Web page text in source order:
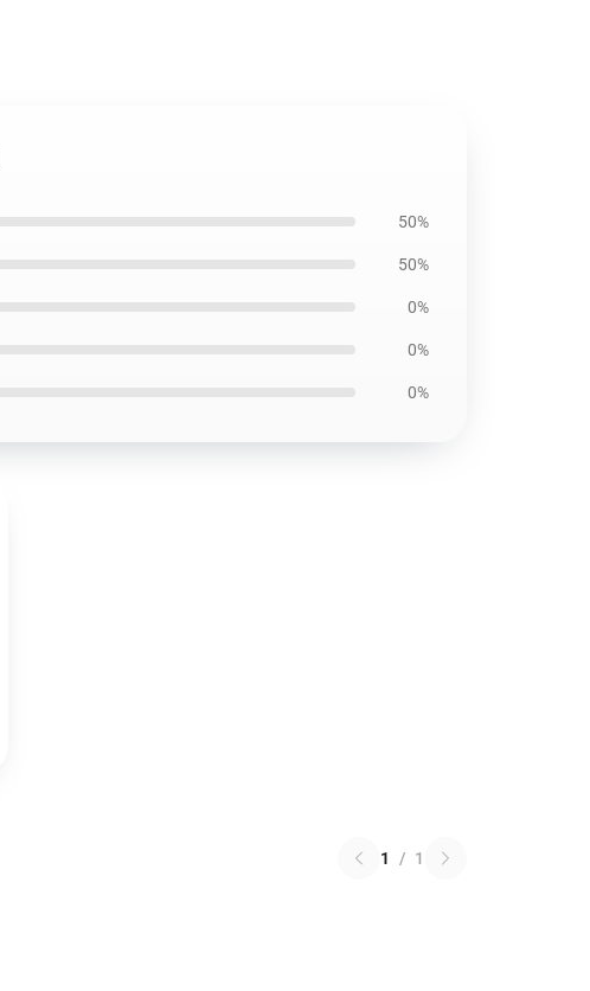
50%
50%
0%
0%
0%
1 / 1